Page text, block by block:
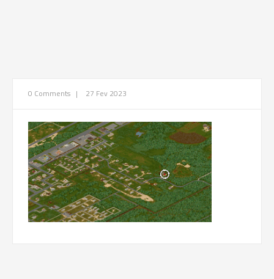
0 Comments | 27 Fev 2023